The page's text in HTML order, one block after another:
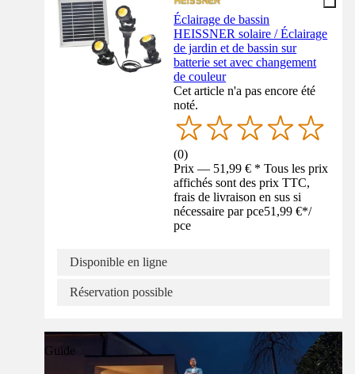
Éclairage de bassin
HEISSNER solaire / Éclairage
de jardin et de bassin sur
batterie set avec changement
de couleur
Cet article n'a pas encore été
noté.
(0)
Prix — 51,99 € * Tous les prix
affichés sont des prix TTC,
frais de livraison en sus si
nécessaire par pce51,99 €*/
pce
Disponible en ligne
Réservation possible
Guide